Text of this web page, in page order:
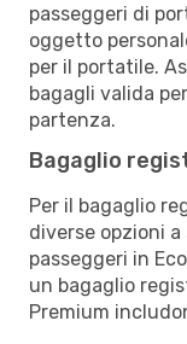
passeggeri di
oggetto
per il portatile.
bagagli valida
partenza.
Bagaglio
Per il bagaglio
diverse opzioni
passeggeri in
un bagaglio
Premium